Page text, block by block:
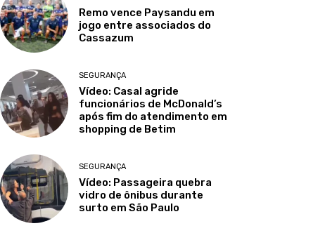
Remo vence Paysandu em
jogo entre associados do
Cassazum
SEGURANÇA
Vídeo: Casal agride
funcionários de McDonald’s
após fim do atendimento em
shopping de Betim
SEGURANÇA
Vídeo: Passageira quebra
vidro de ônibus durante
surto em São Paulo